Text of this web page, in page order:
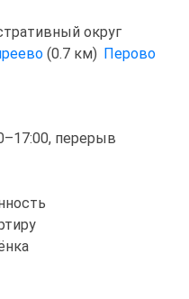
округ
(0.7 км) Перово
перерыв